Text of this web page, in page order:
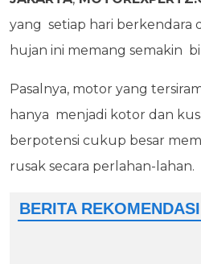
yang setiap hari berkendara
hujan ini memang semakin
Pasalnya, motor yang
hanya menjadi kotor dan
berpotensi cukup besar
rusak secara perlahan-lahan.